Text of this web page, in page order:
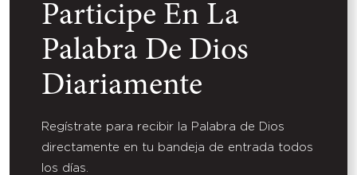
Participe En La
Palabra De Dios
Diariamente
Regístrate para recibir la Palabra de Dios
directamente en tu bandeja de entrada todos
los días.